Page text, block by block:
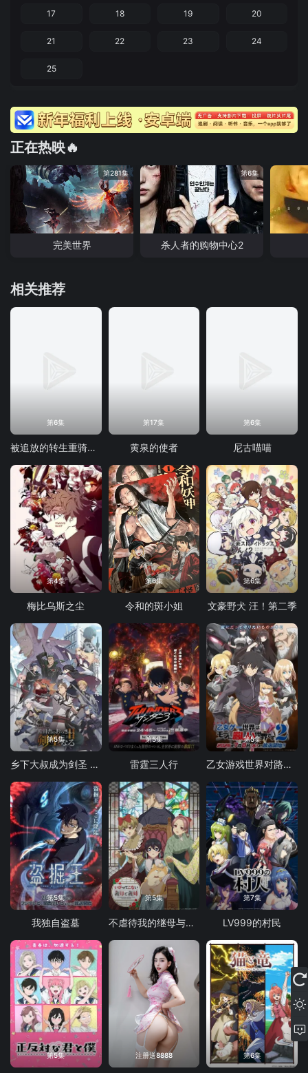
17 18 19 20
21 22 23 24
25
正在热映🔥
第281集
完美世界
第6集
杀人者的购物中心2
相关推荐
第6集
被追放的转生重骑士用游戏知识开无双
第17集
黄泉的使者
第6集
尼古喵喵
第4集
梅比乌斯之尘
第6集
令和的斑小姐
第6集
文豪野犬 汪！第二季
第5集
乡下大叔成为剑圣 第二季
第5集
雷霆三人行
第5集
乙女游戏世界对路人角色很不友好 第二季
第5集
我独自盗墓
第5集
不虐待我的继母与继姐
第7集
LV999的村民
第5集 注册送8888 第6集